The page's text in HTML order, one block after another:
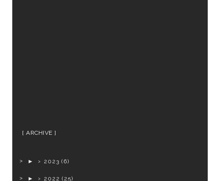
ARCHIVE
► 2023 (6)
► 2022 (25)